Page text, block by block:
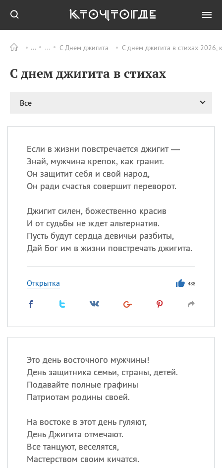
С Днем джигита С днем джигита в стихах 2026,
С днем джигита в стихах
Все
Если в жизни повстречается джигит —
Знай, мужчина крепок, как гранит.
Он защитит себя и свой народ,
Он ради счастья совершит переворот.
Джигит силен, божественно красив
И от судьбы не ждет альтернатив.
Пусть будут сердца девичьи разбиты,
Дай Бог им в жизни повстречать джигита.
Открытка 488
Это день восточного мужчины!
День защитника семьи, страны, детей.
Подавайте полные графины
Патриотам родины своей.
На востоке в этот день гуляют,
День Джигита отмечают.
Все танцуют, веселятся,
Мастерством своим кичатся.
ПРАЗДНИКИ Все
08.08
День «Счастье
День мира в Аугсбурге
великомученика
Пантелеймона –
покровителя всех
врачей и целителя
больных
Lovers Day)
происхождение